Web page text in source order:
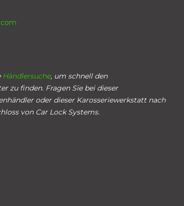
Händlersuche, um schnell den
zu finden. Fragen Sie bei dieser
oder dieser Karosseriewerkstatt nach
von Car Lock Systems.